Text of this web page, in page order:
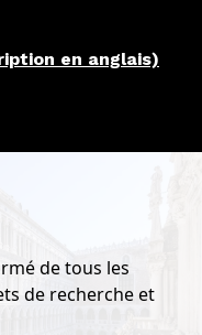
en anglais)
de tous les
de recherche et